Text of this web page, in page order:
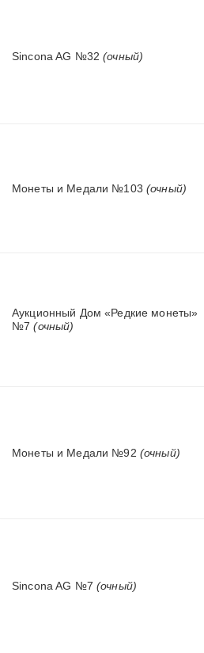
Sincona AG №32(очный)
Монеты и Медали №103 (очный)
Аукционный Дом «Редкие монеты»
№7(очный)
Монеты и Медали №92 (очный)
Sincona AG №7 (очный)